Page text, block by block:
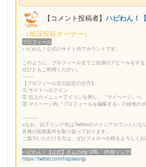
【コメント投稿者】ハピわん！
（相談投稿オーナー）
プロフィール
ハピわん！公式のサイト内アカウントです。
このように、プロフィール文でご自身のアピールをする
ぜひともご利用ください。
--------
【プロフィール文の設定の仕方】
① サイトへログイン
② 右上のメニューアイコンを押し、『マイページ』へ
③ マイページ内『プロフィールを編集する』の緑色の
-----------
※なお、以下リンク先はTwitterのメインアカウントになり
各種の拡散案件を取り扱っております。
ご協力いただける方は、ぜひフォローの程をよろしく
ハピわん！【公式】さんのmy URL (外部リンク)
https://twitter.com/hapiwanjp